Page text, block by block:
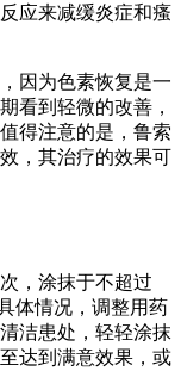
应来减缓炎症和瘙
因为色素恢复是一
看到轻微的改善，
得注意的是，鲁索
，其治疗的效果可
，涂抹于不超过
体情况，调整用药
洁患处，轻轻涂抹
达到满意效果，或